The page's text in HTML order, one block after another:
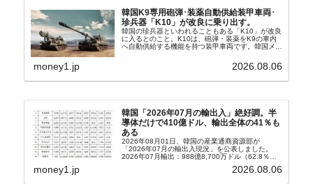
韓国K9専用砲弾･装薬自動供給装甲車両･
珍兵器「K10」が改良に乗り出す。
韓国の珍兵器といわれることもある「K10」が改良
に入るとのこと。K10は、砲弾・装薬をK9の車内
へ自動供給する機能を持つ装甲車両です。韓国メデ
から以下に一部を引きます。2005年に初めて...
money1.jp 2026.08.06
韓国「2026年07月の輸出入」絶好調。半
導体だけで410億ドル、輸出全体の41％も
ある
2026年08月01日、韓国の産業通商資源部が
「2026年07月の輸出入現況」を公表しました。
2026年07月輸出：988億8,700万ドル（62.8％）
money1.jp 2026.08.06